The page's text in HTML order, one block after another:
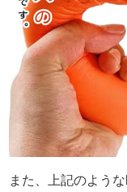
また、上記のような